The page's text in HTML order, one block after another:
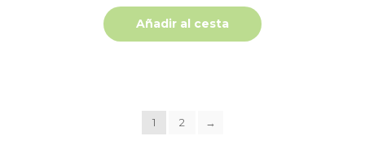
precio
original
precio
actual
Añadir al cesta
1 2 →